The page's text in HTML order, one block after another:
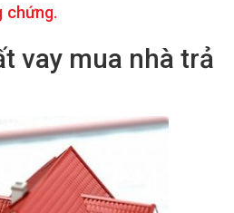
chứng.
vay mua nhà trả